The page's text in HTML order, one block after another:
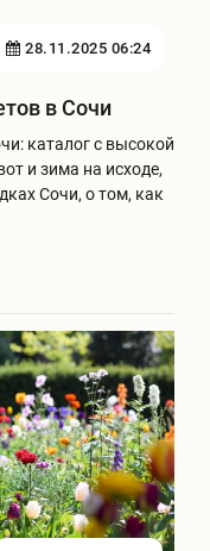
28.11.2025 06:24
в Сочи
каталог с высокой
и зима на исходе,
Сочи, о том, как